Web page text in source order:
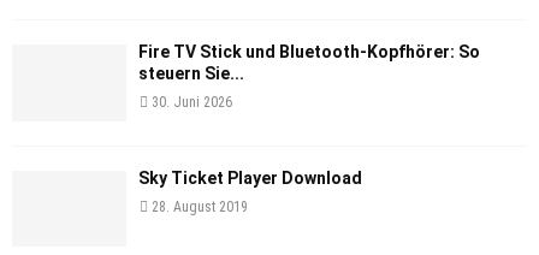
Fire TV Stick und Bluetooth-Kopfhörer: So
steuern Sie...
30. Juni 2026
Sky Ticket Player Download
28. August 2019